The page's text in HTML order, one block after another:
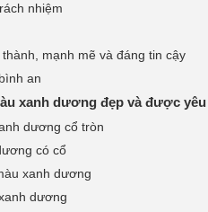
nhiệm
mạnh mẽ và đáng tin cậy
an
xanh dương đẹp và được
dương cổ tròn
có cổ
xanh dương
dương